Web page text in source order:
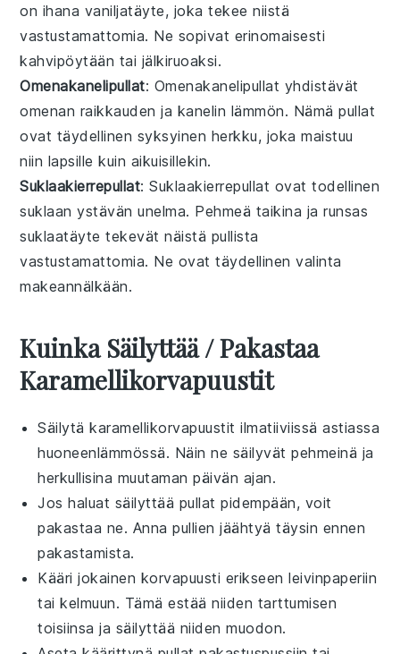
on ihana vaniljatäyte, joka tekee niistä
vastustamattomia. Ne sopivat erinomaisesti
kahvipöytään tai jälkiruoaksi.
Omenakanelipullat: Omenakanelipullat yhdistävät
omenan raikkauden ja kanelin lämmön. Nämä pullat
ovat täydellinen syksyinen herkku, joka maistuu
niin lapsille kuin aikuisillekin.
Suklaakierrepullat: Suklaakierrepullat ovat todellinen
suklaan ystävän unelma. Pehmeä taikina ja runsas
suklaatäyte tekevät näistä pullista
vastustamattomia. Ne ovat täydellinen valinta
makeannälkään.
Kuinka Säilyttää / Pakastaa
Karamellikorvapuustit
Säilytäkaramellikorvapuustit ilmatiiviissä astiassa
huoneenlämmössä. Näin ne säilyvät pehmeinä ja
herkullisina muutaman päivän ajan.
Jos haluat säilyttää pullat pidempään, voit
pakastaa ne. Annapullien jäähtyä täysin ennen
pakastamista.
Kääri jokainen korvapuusti erikseenleivinpaperiin
taikelmuun. Tämä estää niiden tarttumisen
toisiinsa ja säilyttää niiden muodon.